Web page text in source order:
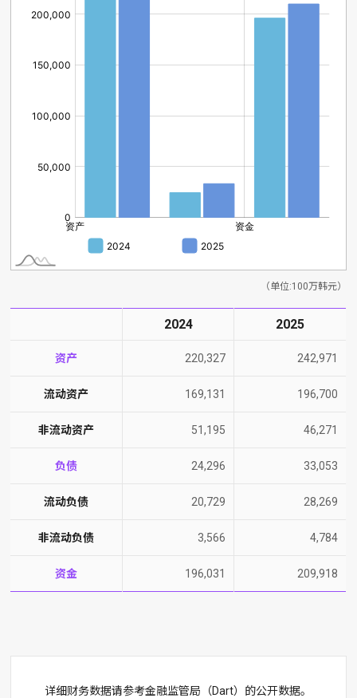
（单位:100万韩元）
2024 2025
资产 220,327 242,971
流动资产 169,131 196,700
非流动资产 51,195 46,271
负债 24,296 33,053
流动负债 20,729 28,269
非流动负债 3,566 4,784
资金 196,031 209,918
详细财务数据请参考金融监管局（Dart）的公开数据。